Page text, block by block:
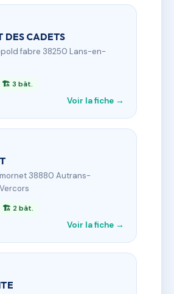
DES CADETS
fabre 38250 Lans-en-
🏗 3 bât.
Voir la fiche →
mornet 38880 Autrans-
🏗 2 bât.
Voir la fiche →